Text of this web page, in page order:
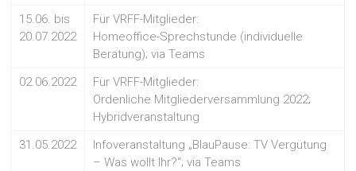
15.06. bis
20.07.2022
Für VRFF-Mitglieder:
Homeoffice-Sprechstunde (individuelle
Beratung); via Teams
02.06.2022
Für VRFF-Mitglieder:
Ordenliche Mitgliederversammlung 2022;
Hybridveranstaltung
31.05.2022
Infoveranstaltung „BlauPause: TV Vergütung
– Was wollt Ihr?“; via Teams